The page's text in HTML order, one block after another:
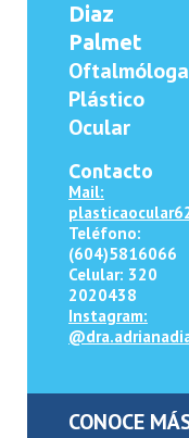
Diaz
Palmet
Oftalmóloga
Plástico
Ocular
Contacto
Mail:
Teléfono:
(604)5816066
Celular: 320
2020438
Instagram:
CONOCE